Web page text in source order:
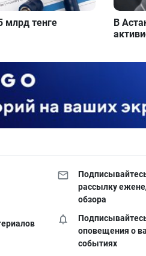
млрд тенге
В
рассылку
обзора
оповещения о
событиях